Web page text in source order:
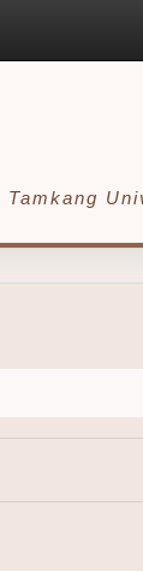
Tamkang